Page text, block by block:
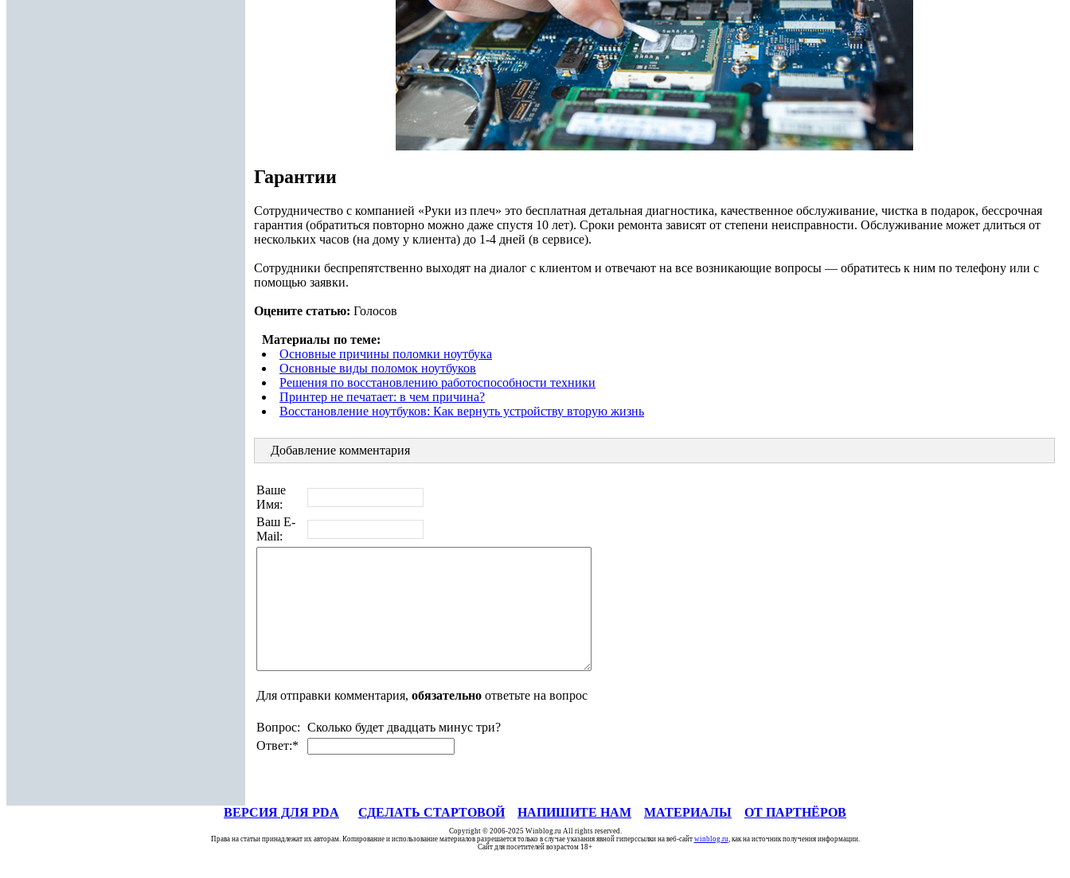
Гарантии
Сотрудничество с компанией «Руки из плеч» это бесплатная детальная диагностика, качественное обслуживание, чистка в подарок, бессрочная
гарантия (обратиться повторно можно даже спустя 10 лет). Сроки ремонта зависят от степени неисправности. Обслуживание может длиться от
нескольких часов (на дому у клиента) до 1-4 дней (в сервисе).
Сотрудники беспрепятственно выходят на диалог с клиентом и отвечают на все возникающие вопросы — обратитесь к ним по телефону или с
помощью заявки.
Оцените статью: Голосов
Материалы по теме:
Основные причины поломки ноутбука
Основные виды поломок ноутбуков
Решения по восстановлению работоспособности техники
Принтер не печатает: в чем причина?
Восстановление ноутбуков: Как вернуть устройству вторую жизнь
Добавление комментария
Ваше
Имя:
Ваш E-
Mail:
Для отправки комментария, обязательно ответьте на вопрос
Вопрос: Сколько будет двадцать минус три?
Ответ:*
ВЕРСИЯ ДЛЯ PDA СДЕЛАТЬ СТАРТОВОЙ НАПИШИТЕ НАМ МАТЕРИАЛЫ ОТ ПАРТНЁРОВ
Copyright © 2006-2025 Winblog.ru All rights reserved.
Права на статьи принадлежат их авторам. Копирование и использование материалов разрешается только в случае указания явной гиперссылки на веб-сайт winblog.ru, как на источник получения информации.
Сайт для посетителей возрастом 18+